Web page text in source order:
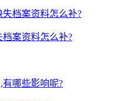
案资料怎么补?